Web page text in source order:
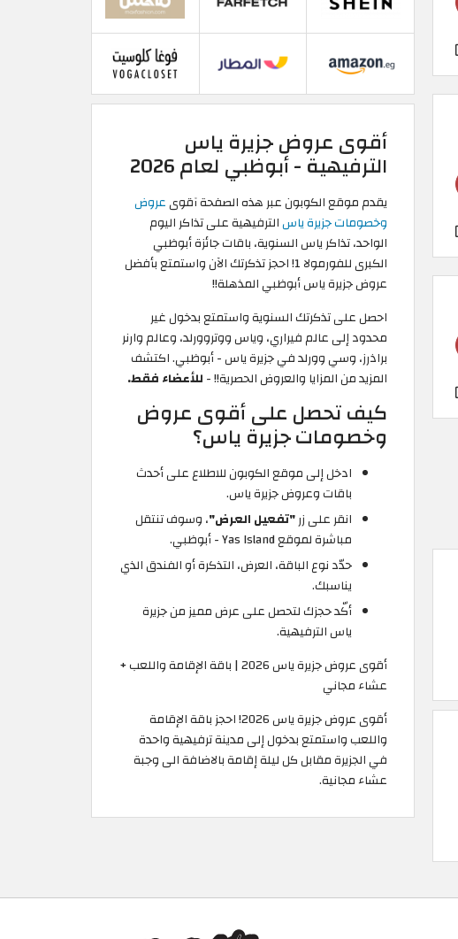
أقوى عروض جزيرة ياس
الترفيهية - أبوظبي لعام 2026
يقدم موقع الكوبون عبر هذه الصفحة آقوىعروض
وخصومات جزيرة ياسالترفيهية على تذاكر اليوم
الواحد، تذاكر ياس السنوية، باقات جائزة أبوظبي
الكبرى للفورمولا 1! احجز تذكرتك الآن واستمتع بأفضل
عروض جزيرة ياس أبوظبي المذهلة!!
احصل على تذكرتك السنوية واستمتع بدخول غير
محدود إلى عالم فيراري، وياس ووتروورلد، وعالم وارنر
براذرز، وسي وورلد في جزيرة ياس - أبوظبي. اكتشف
المزيد من المزايا والعروض الحصرية!! - للأعضاء فقط.
كيف تحصل على أقوى عروض
وخصومات جزيرة ياس؟
ادخل إلى موقع الكوبون للاطلاع على أحدث
باقات وعروض جزيرة ياس.
انقر على زر"تفعيل العرض"، وسوف تنتقل
مباشرة لموقع Yas Island - أبوظبي.
حدّد نوع الباقة، العرض، التذكرة أو الفندق الذي
يناسبك.
أكّد حجزك لتحصل على عرض مميز من جزيرة
ياس الترفيهية.
أقوى عروض جزيرة ياس 2026 | باقة الإقامة واللعب +
عشاء مجاني
أقوى عروض جزيرة ياس 2026! احجز باقة الإقامة
واللعب واستمتع بدخول إلى مدينة ترفيهية واحدة
في الجزيرة مقابل كل ليلة إقامة بالاضافة الى وجبة
عشاء مجانية.